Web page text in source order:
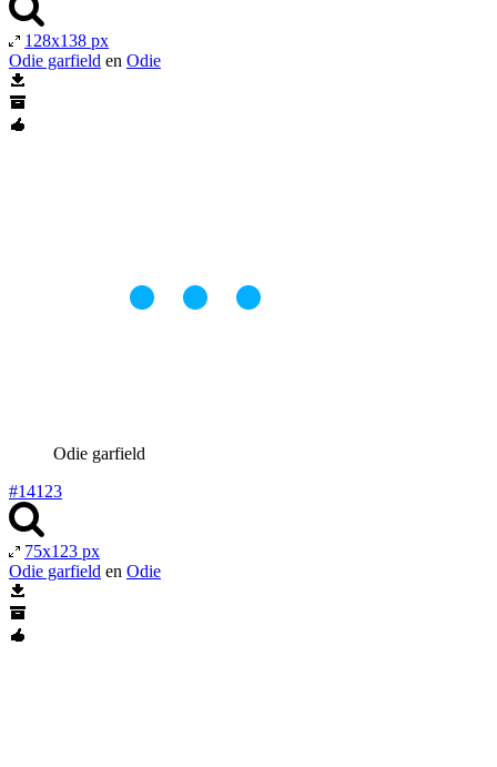
128x138 px
Odie garfield en Odie
Odie garfield
#14123
75x123 px
Odie garfield en Odie